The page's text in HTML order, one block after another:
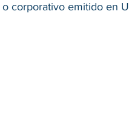
corporativo emitido en